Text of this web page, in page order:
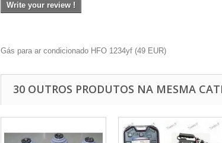
Write your review !
Gás para ar condicionado HFO 1234yf (49 EUR)
30 OUTROS PRODUTOS NA MESMA